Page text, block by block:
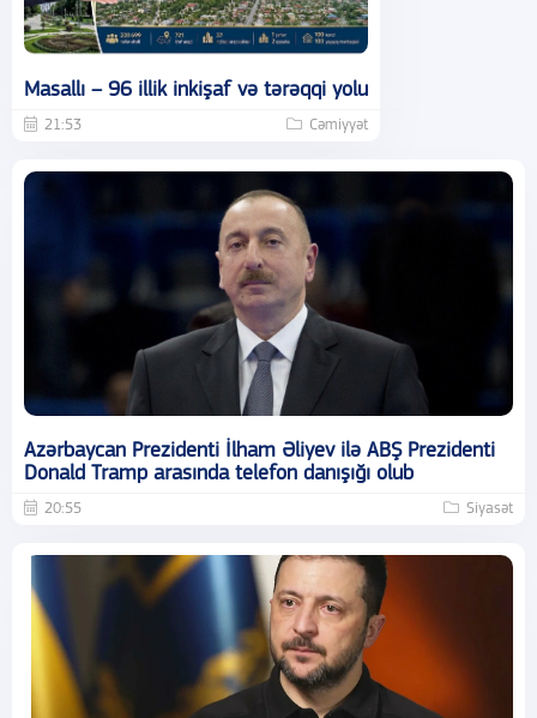
Masallı – 96 illik inkişaf və tərəqqi yolu
21:53 Cəmiyyət
Azərbaycan Prezidenti İlham Əliyev ilə ABŞ Prezidenti
Donald Tramp arasında telefon danışığı olub
20:55 Siyasət